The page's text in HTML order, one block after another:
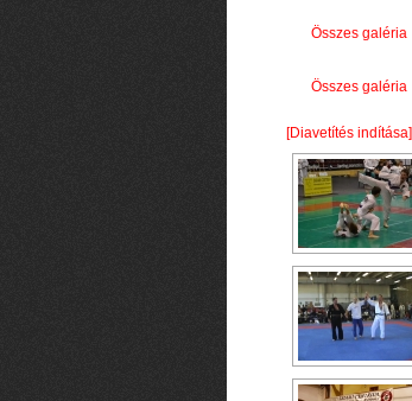
Összes galéria
Összes galéria
[Diavetítés indítása]